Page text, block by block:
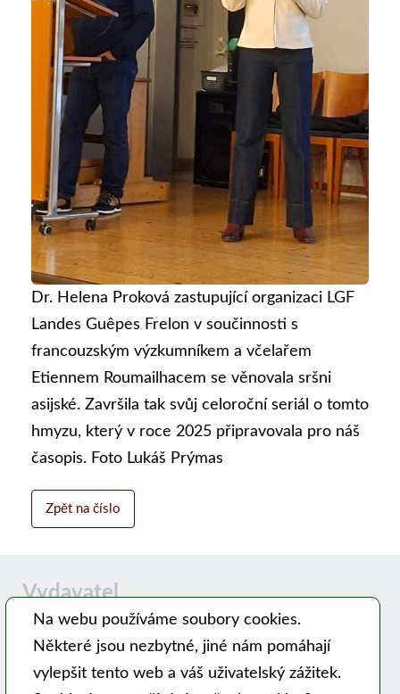
Dr. Helena Proková zastupující organizaci LGF
Landes Guêpes Frelon v součinnosti s
francouzským výzkumníkem a včelařem
Etiennem Roumailhacem se věnovala sršni
asijské. Završila tak svůj celoroční seriál o tomto
hmyzu, který v roce 2025 připravovala pro náš
časopis. Foto Lukáš Prýmas
Zpět na číslo
Vydavatel
Časopis MODERNÍ VČELAŘ vydává PSNV-CZ:
Pracovní společnost nástavkových včelařů CZ, z. s.
Na webu používáme soubory cookies.
Některé jsou nezbytné, jiné nám pomáhají
vylepšit tento web a váš uživatelský zážitek.